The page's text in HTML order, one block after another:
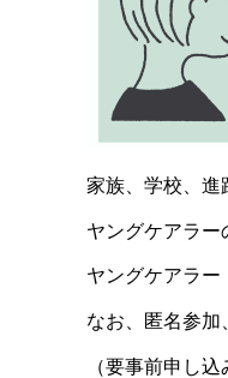
家族、学校、進
ヤングケアラー
ヤングケアラー
なお、匿名参加
（要事前申し込